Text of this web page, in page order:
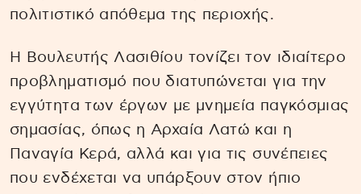
πολιτιστικό απόθεμα της περιοχής.
Η Βουλευτής Λασιθίου τονίζει τον ιδιαίτερο
προβληματισμό που διατυπώνεται για την
εγγύτητα των έργων με μνημεία παγκόσμιας
σημασίας, όπως η Αρχαία Λατώ και η
Παναγία Κερά, αλλά και για τις συνέπειες
που ενδέχεται να υπάρξουν στον ήπιο